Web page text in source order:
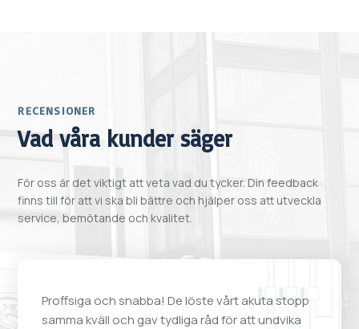
RECENSIONER
Vad våra kunder säger
För oss är det viktigt att veta vad du tycker. Din feedback
finns till för att vi ska bli bättre och hjälper oss att utveckla
service, bemötande och kvalitet.
Proffsiga och snabba! De löste vårt akuta stopp
samma kväll och gav tydliga råd för att undvika